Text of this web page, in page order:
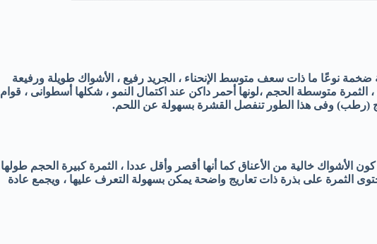
ضخمة نوعًا ما ذات سعف متوسط الإنحناء ، الجريد رفيع ، الأشواك طويلة ورفيعة
متوسطة الحجم ،لونها أحمر داكن عند اكتمال النمو ، شكلها أسطوانى ، قوام
(رطب) وفى هذا الطور تنفصل القشرة بسهولة عن اللحم.
الأشواك خالية من الأعناق كما أنها أقصر وأقل عددا ، الثمرة كبيرة الحجم طولها
الثمرة على بذرة ذات تعاريج واضحة يمكن بسهولة التعرف عليها ، ويجمع عادة